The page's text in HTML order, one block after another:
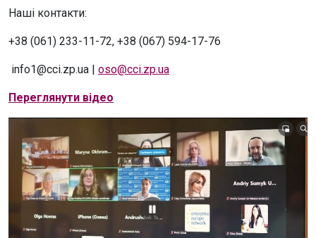
Наші контакти:
+38 (061) 233-11-72, +38 (067) 594-17-76
info1@cci.zp.ua | oso@cci.zp.ua
Переглянути відео